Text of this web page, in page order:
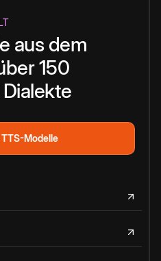
aus dem
150
Modelle